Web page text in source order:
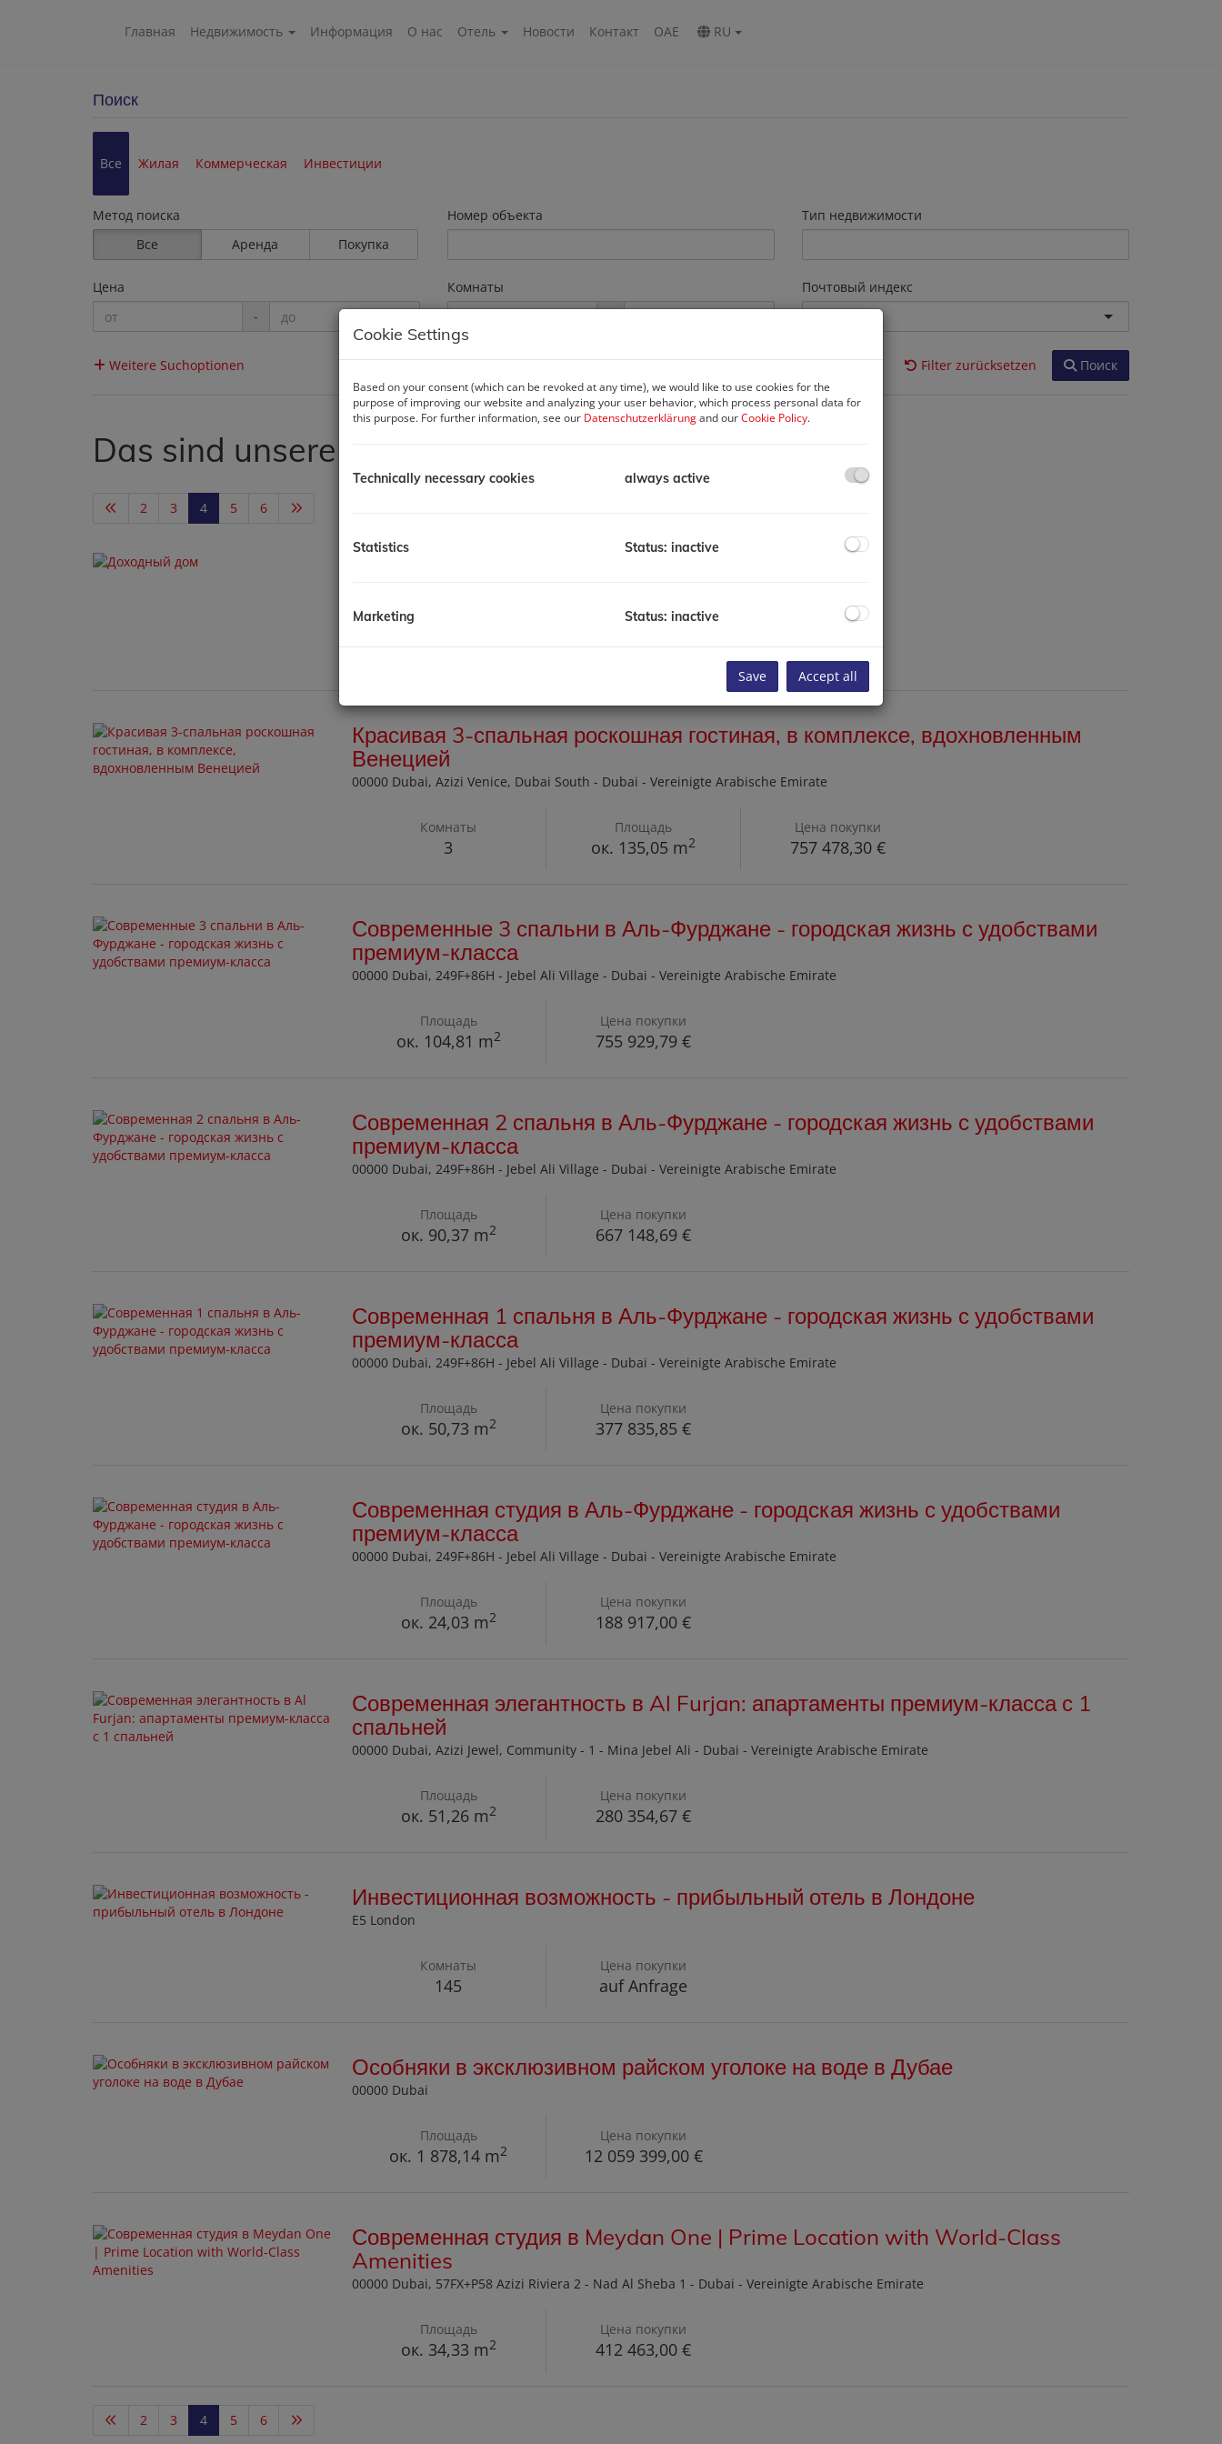
Главная Недвижимость Информация О нас Oтель Новости Контакт ОАЕ RU
Поиск
Все Жилая Коммерческая Инвестиции
Метод поиска
Все
Аренда Покупка
Номер объекта Тип недвижимости
Цена
-
Комнаты
Почтовый индекс
Weitere Suchoptionen Filter zurücksetzen Поиск
Das sind unsere aktuellen Immobilien zum Kauf
2 3 4 5 6
ок. 1 904 m2 12 900 000,00 €
Красивая 3-спальная роскошная гостиная, в комплексе, вдохновленным
Венецией
00000 Dubai, Azizi Venice, Dubai South - Dubai - Vereinigte Arabische Emirate
Комнаты
3
Площадь
ок. 135,05 m2
Цена покупки
757 478,30 €
Современные 3 спальни в Аль-Фурджане - городская жизнь с удобствами
премиум-класса
00000 Dubai, 249F+86H - Jebel Ali Village - Dubai - Vereinigte Arabische Emirate
Площадь
ок. 104,81 m2
Цена покупки
755 929,79 €
Современная 2 спальня в Аль-Фурджане - городская жизнь с удобствами
премиум-класса
00000 Dubai, 249F+86H - Jebel Ali Village - Dubai - Vereinigte Arabische Emirate
Площадь
ок. 90,37 m2
Цена покупки
667 148,69 €
Современная 1 спальня в Аль-Фурджане - городская жизнь с удобствами
премиум-класса
00000 Dubai, 249F+86H - Jebel Ali Village - Dubai - Vereinigte Arabische Emirate
Площадь
ок. 50,73 m2
Цена покупки
377 835,85 €
Современная студия в Аль-Фурджане - городская жизнь с удобствами
премиум-класса
00000 Dubai, 249F+86H - Jebel Ali Village - Dubai - Vereinigte Arabische Emirate
Площадь
ок. 24,03 m2
Цена покупки
188 917,00 €
Современная элегантность в Al Furjan: апартаменты премиум-класса с 1
спальней
00000 Dubai, Azizi Jewel, Community - 1 - Mina Jebel Ali - Dubai - Vereinigte Arabische Emirate
Площадь
ок. 51,26 m2
Цена покупки
280 354,67 €
Инвестиционная возможность - прибыльный отель в Лондоне
E5 London
Комнаты
145
Цена покупки
auf Anfrage
Особняки в эксклюзивном райском уголоке на воде в Дубае
00000 Dubai
Площадь
ок. 1 878,14 m2
Цена покупки
12 059 399,00 €
Современная студия в Meydan One | Prime Location with World-Class
Amenities
00000 Dubai, 57FX+P58 Azizi Riviera 2 - Nad Al Sheba 1 - Dubai - Vereinigte Arabische Emirate
Площадь
ок. 34,33 m2
Цена покупки
412 463,00 €
2 3 4 5 6
Cookie Settings
Based on your consent (which can be revoked at any time), we would like to use cookies for the
purpose of improving our website and analyzing your user behavior, which process personal data for
this purpose. For further information, see our Datenschutzerklärungand ourCookie Policy.
Technically necessary cookies always active
Statistics Status: inactive
Marketing Status: inactive
Save Accept all